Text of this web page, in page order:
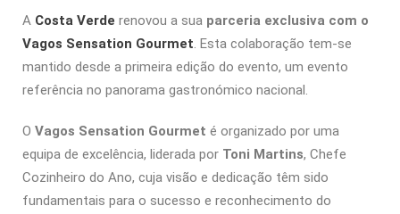
A Costa Verde renovou a sua parceria exclusiva com o
Vagos Sensation Gourmet. Esta colaboração tem-se
mantido desde a primeira edição do evento, um evento
referência no panorama gastronómico nacional.
O Vagos Sensation Gourmet é organizado por uma
equipa de excelência, liderada por Toni Martins, Chefe
Cozinheiro do Ano, cuja visão e dedicação têm sido
fundamentais para o sucesso e reconhecimento do